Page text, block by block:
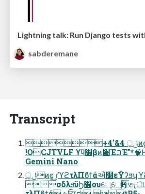
sabderemane
Transcript
+4'&4 ੁݪͷͼ͚͢
!OCJTVLF ϒϥ΢βͷ૊ΈࠐΈ"*🧠Ͱ8FCͷະདྷΛײͯ͡ΈΑ͏ ✖
Gemini Nano
ੁݪͷͼ͚͢ ɾϓϩτλΠϐϯάઐ໳εΫʔϧʮϓϩτΞ΢τελδΦʯ
σδλϧϋϦ΢ουେֶେֶӃඇৗۈߨࢣϓϩμΫτϓϩ